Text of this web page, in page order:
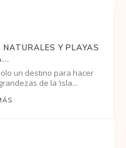
Y PLAYAS
un destino para hacer
de la ‘isla...